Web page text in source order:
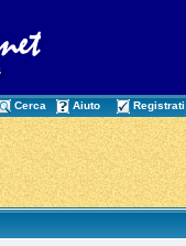
Cerca Aiuto Registrati